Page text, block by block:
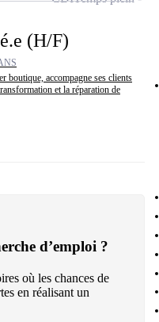
(H/F)
boutique, accompagne ses clients
et la réparation de
d’emploi ?
où les chances de
en réalisant un